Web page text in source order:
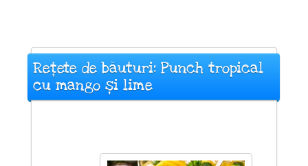
Rețete de băuturi: Punch tropical
cu mango și lime